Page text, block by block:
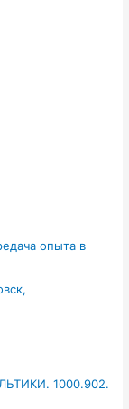
опыта в
1000.902.